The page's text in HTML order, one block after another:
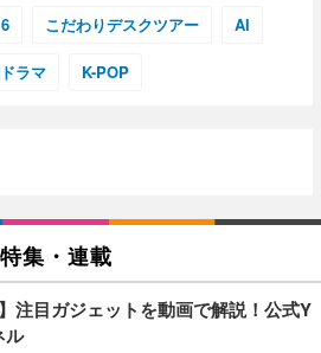
こだわりデスクツアー AI
ラマ K-POP
特集・連載
注目ガジェットを動画で解説！公式Y
ル